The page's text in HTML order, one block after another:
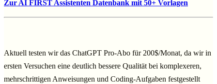
Zur AI FIRST Assistenten Datenbank mit 50+ Vorlagen
Aktuell testen wir das ChatGPT Pro-Abo für 200$/Monat, da wir in
ersten Versuchen eine deutlich bessere Qualität bei komplexeren,
mehrschrittigen Anweisungen und Coding-Aufgaben festgestellt